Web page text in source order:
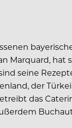
Marquard, hat
seine
der
das